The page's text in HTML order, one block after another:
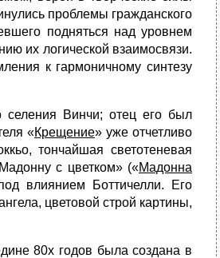
проблемы гражданского
подняться над уровнем
их логической взаимосвязи.
к гармоничному синтезу
Винчи; отец его был
«Крещение» уже отчетливо
тончайшая светотеневая
с цветком» («Мадонна
влиянием Боттичелли. Его
цветовой строй картины,
80х годов была создана в